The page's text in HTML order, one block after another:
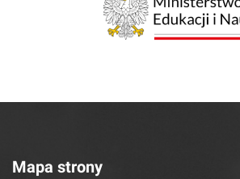
Mapa strony